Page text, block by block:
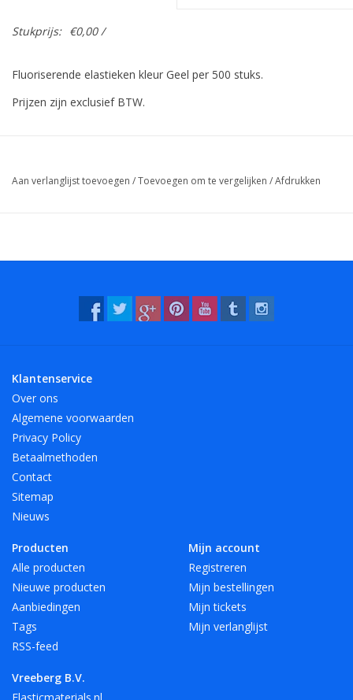
Stukprijs: €0,00 /
Fluoriserende elastieken kleur Geel per 500 stuks.
Prijzen zijn exclusief BTW.
Aan verlanglijst toevoegen /Toevoegen om te vergelijken /Afdrukken
Klantenservice
Over ons
Algemene voorwaarden
Privacy Policy
Betaalmethoden
Contact
Sitemap
Nieuws
Producten
Alle producten
Nieuwe producten
Aanbiedingen
Tags
RSS-feed
Mijn account
Registreren
Mijn bestellingen
Mijn tickets
Mijn verlanglijst
Vreeberg B.V.